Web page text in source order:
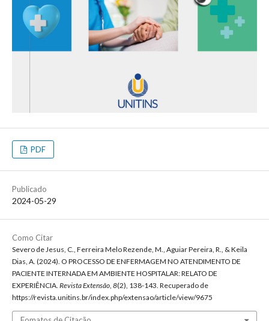
PDF
Publicado
2024-05-29
Como Citar
Severo de Jesus, C., Ferreira Melo Rezende, M., Aguiar Pereira, R., & Keila
Dias, A. (2024). O PROCESSO DE ENFERMAGEM NO ATENDIMENTO DE
PACIENTE INTERNADA EM AMBIENTE HOSPITALAR: RELATO DE
EXPERIÊNCIA. Revista Extensão 8(2), 138-143. Recuperado de
https://revista.unitins.br/index.php/extensao/article/view/9675